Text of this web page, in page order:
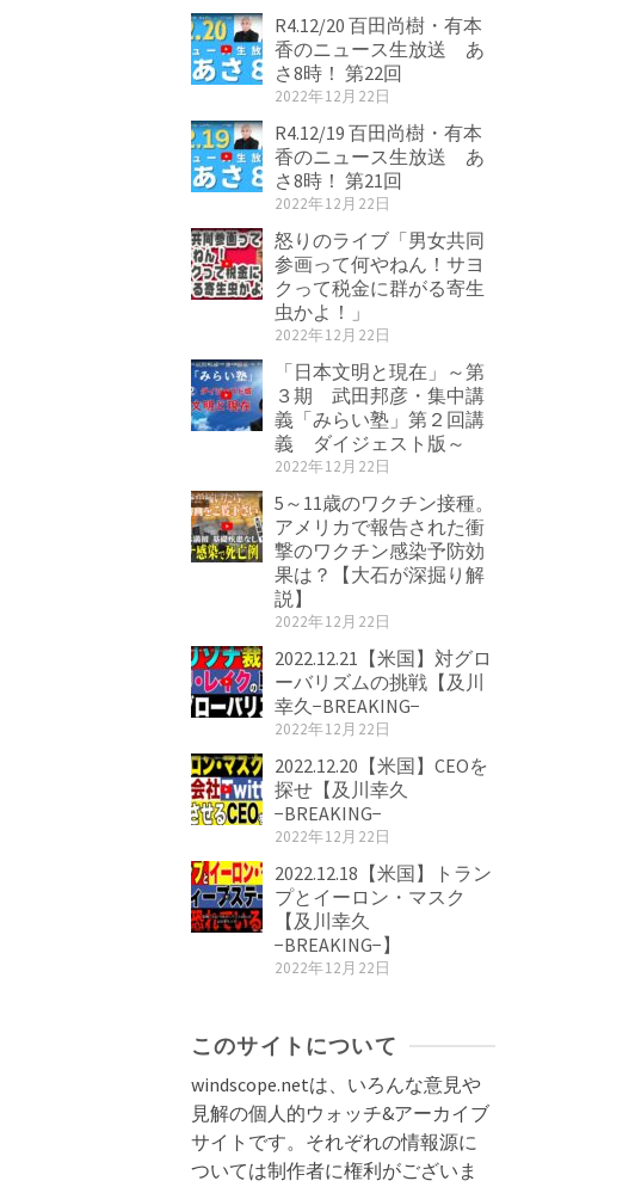
R4.12/20 百田尚樹・有本
香のニュース生放送 あ
さ8時！ 第22回
2022年12月22日
R4.12/19 百田尚樹・有本
香のニュース生放送 あ
さ8時！ 第21回
2022年12月22日
怒りのライブ「男女共同
参画って何やねん！サヨ
クって税金に群がる寄生
虫かよ！」
2022年12月22日
「日本文明と現在」～第
３期 武田邦彦・集中講
義「みらい塾」第２回講
義 ダイジェスト版～
2022年12月22日
5～11歳のワクチン接種。
アメリカで報告された衝
撃のワクチン感染予防効
果は？【大石が深掘り解
説】
2022年12月22日
2022.12.21【米国】対グロ
ーバリズムの挑戦【及川
幸久−BREAKING−
2022年12月22日
2022.12.20【米国】CEOを
探せ【及川幸久
−BREAKING−
2022年12月22日
2022.12.18【米国】トラン
プとイーロン・マスク
【及川幸久
−BREAKING−】
2022年12月22日
このサイトについて
windscope.netは、いろんな意見や
見解の個人的ウォッチ&アーカイブ
サイトです。それぞれの情報源に
ついては制作者に権利がございま